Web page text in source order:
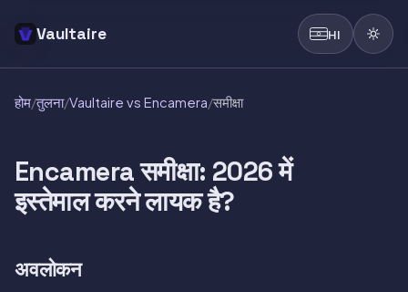
Vaultaire HI
होम/तुलना/Vaultaire vs Encamera/समीक्षा
Encamera समीक्षा: 2026 में
इस्तेमाल करने लायक है?
अवलोकन